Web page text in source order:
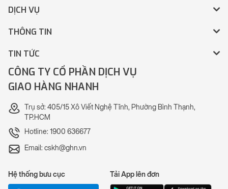
DỊCH VỤ
THÔNG TIN
TIN TỨC
CÔNG TY CỔ PHẦN DỊCH VỤ
GIAO HÀNG NHANH
Trụ sở: 405/15 Xô Viết Nghệ Tĩnh, Phường Bình Thạnh,
TP.HCM
Hotline: 1900 636677
Email: cskh@ghn.vn
Hệ thống bưu cục Tải App lên đơn